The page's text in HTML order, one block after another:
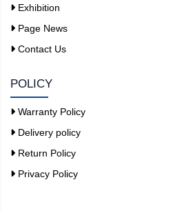
Exhibition
Page News
Contact Us
POLICY
Warranty Policy
Delivery policy
Return Policy
Privacy Policy